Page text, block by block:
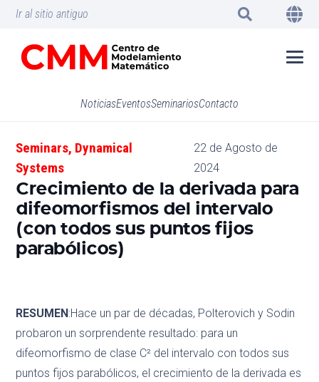
Ir al sitio antiguo
NoticiasEventosSeminariosContacto
Seminars, Dynamical
Systems
22 de Agosto de
2024
Crecimiento de la derivada para
difeomorfismos del intervalo
(con todos sus puntos fijos
parabólicos)
RESUMEN:Hace un par de décadas, Polterovich y Sodin
probaron un sorprendente resultado: para un
difeomorfismo de clase C² del intervalo con todos sus
puntos fijos parabólicos, el crecimiento de la derivada es